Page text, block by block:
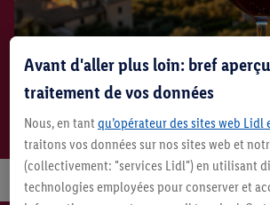
Découvrir maintenant
Avant d'aller plus loin: bref
traitement de vos données
Nous, en tant qu’opérateur des sites web Lidl
traitons vos données sur nos sites web et
(collectivement: "services Lidl") en utilisant
technologies employées pour conserver et